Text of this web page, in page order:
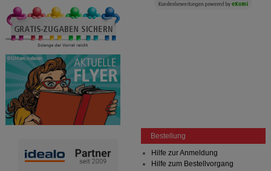
Bestellung
Hilfe zur Anmeldung
Hilfe zum Bestellvorgang